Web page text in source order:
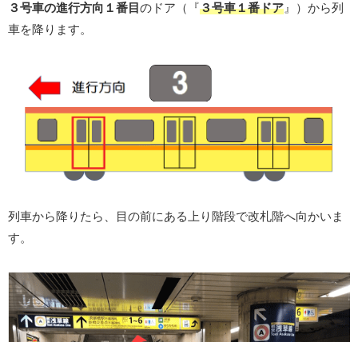
３号車の進行方向１番目 のドア（『３号車１番ドア 』）から列
車を降ります。
列車から降りたら、目の前にある上り階段で改札階へ向かいま
す。